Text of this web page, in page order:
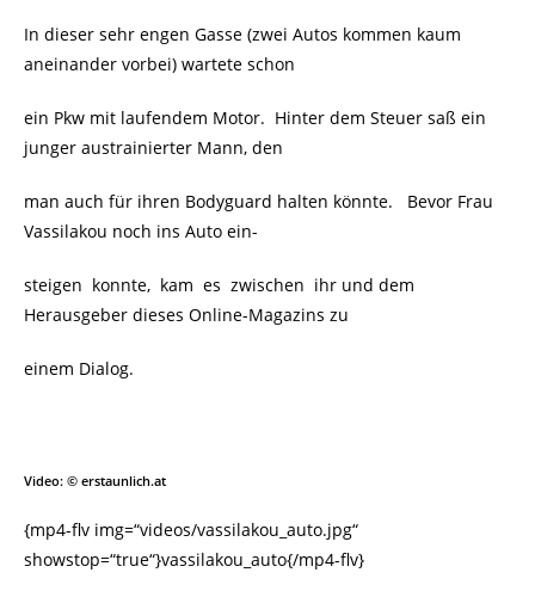
In dieser sehr engen Gasse (zwei Autos kommen kaum
aneinander vorbei) wartete schon
ein Pkw mit laufendem Motor. Hinter dem Steuer saß ein
junger austrainierter Mann, den
man auch für ihren Bodyguard halten könnte. Bevor Frau
Vassilakou noch ins Auto ein-
steigen konnte, kam es zwischen ihr und dem
Herausgeber dieses Online-Magazins zu
einem Dialog.
Video: © erstaunlich.at
{mp4-flv img=“videos/vassilakou_auto.jpg“
showstop=“true“}vassilakou_auto{/mp4-flv}